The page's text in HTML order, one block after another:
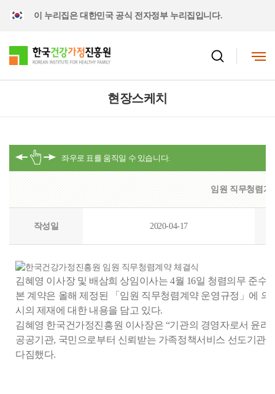
이 누리집은 대한민국 공식 전자정부 누리집입니다.
현장스케치
임원 직무청렴계
작성일 2020-04-17
김혜영 이사장 및 배삼희 상임이사는 4월 16일 청렴의무 준수
본 계약은 올해 제정된 「임원 직무청렴계약 운영규정」에
시의 제재에 대한 내용을 담고 있다.
김혜영 한국건가정진흥원 이사장은 “기관의 경영자로서 윤
공공기관, 국민으로부터 신뢰받는 가족정책서비스 선도기관
다짐했다.